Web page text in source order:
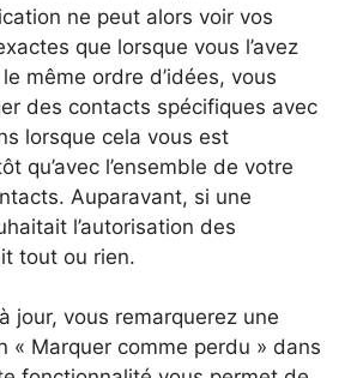
ne peut alors voir vos
que lorsque vous l’avez
même ordre d’idées, vous
des contacts spécifiques avec
lorsque cela vous est
qu’avec l’ensemble de votre
Auparavant, si une
l’autorisation des
tout ou rien.
jour, vous remarquerez une
« Marquer comme perdu » dans